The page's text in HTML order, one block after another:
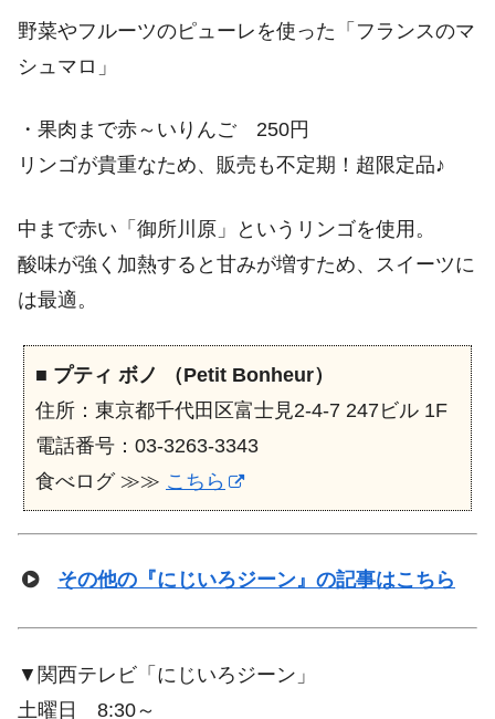
野菜やフルーツのピューレを使った「フランスのマ
シュマロ」
・果肉まで赤～いりんご 250円
リンゴが貴重なため、販売も不定期！超限定品♪
中まで赤い「御所川原」というリンゴを使用。
酸味が強く加熱すると甘みが増すため、スイーツに
は最適。
■ プティ ボノ （Petit Bonheur）
住所：東京都千代田区富士見2-4-7 247ビル 1F
電話番号：03-3263-3343
食べログ ≫≫ こちら
その他の『にじいろジーン』の記事はこちら
▼関西テレビ「にじいろジーン」
土曜日 8:30～